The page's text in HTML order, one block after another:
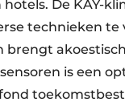
De KAY-
technieken te
is een